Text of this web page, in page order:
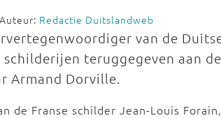
Redactie Duitslandweb
van de
teruggegeven aan
Armand Dorville.
de Franse schilder Jean-Louis